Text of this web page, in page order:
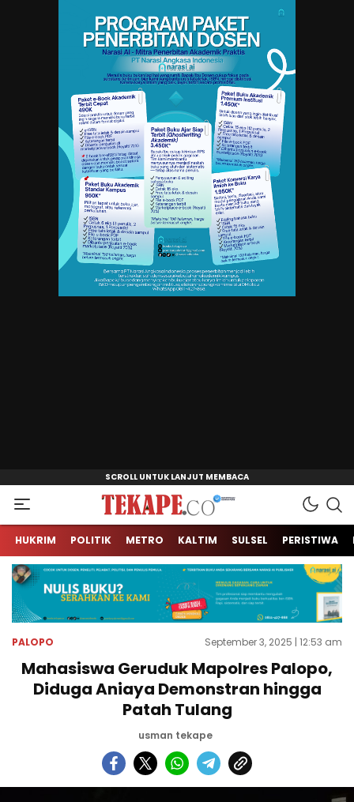
Tekape.co
Jendela Informasi Kita
HUKRIM POLITIK METRO KALTIM SULSEL PERISTIWA
PALOPO September 3, 2025 | 12:53 am
Mahasiswa Geruduk Mapolres Palopo,
Diduga Aniaya Demonstran hingga
Patah Tulang
usman tekape